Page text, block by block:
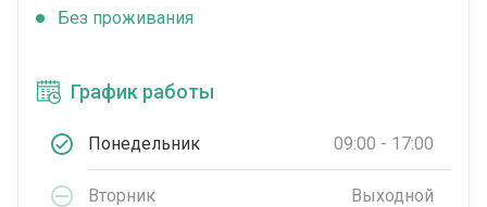
Без проживания
График работы
Понедельник 09:00 - 17:00
Вторник Выходной